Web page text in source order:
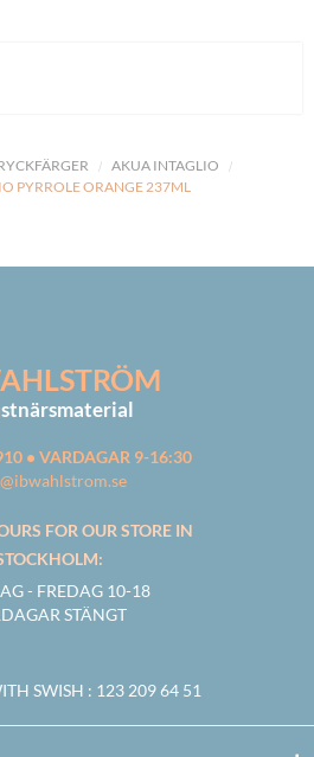
AKUA INTAGLIO
PYRROLE ORANGE 237ML
• VARDAGAR 9-16:30
FOR OUR STORE IN
- FREDAG 10-18
STÄNGT
SWISH : 123 209 64 51